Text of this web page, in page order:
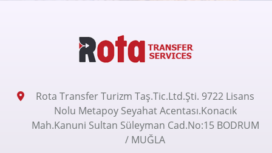
Rota Transfer Turizm Taş.Tic.Ltd.Şti. 9722 Lisans
Nolu Metapoy Seyahat Acentası.Konacık
Mah.Kanuni Sultan Süleyman Cad.No:15 BODRUM
/ MUĞLA